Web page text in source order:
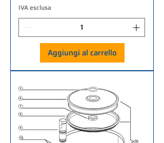
IVA esclusa
Aggiungi al carrello